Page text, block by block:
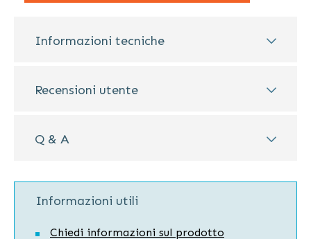
Informazioni tecniche
Recensioni utente
Q & A
Informazioni utili
Chiedi informazioni sul prodotto